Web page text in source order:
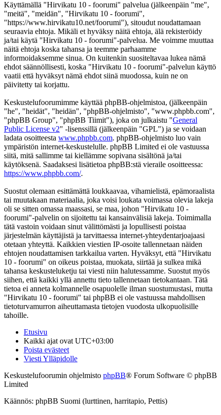
Käyttämällä "Hirvikatu 10 - foorumi" palvelua (jälkeenpäin "me",
"meitä", "meidän", "Hirvikatu 10 - foorumi",
"https://www.hirvikatu10.net/foorumi"), sitoudut noudattamaan
seuraavia ehtoja. Mikäli et hyväksy näitä ehtoja, älä rekisteröidy
ja/tai käytä "Hirvikatu 10 - foorumi"-palvelua. Me voimme muuttaa
näitä ehtoja koska tahansa ja teemme parhaamme
informoidaksemme sinua. On kuitenkin suositeltavaa lukea nämä
ehdot säännöllisesti, koska "Hirvikatu 10 - foorumi"-palvelun käyttö
vaatii että hyväksyt nämä ehdot siinä muodossa, kuin ne on
päivitetty tai korjattu.
Keskustelufoorumimme käyttää phpBB-ohjelmistoa, (jälkeenpäin
"he", "heidät", "heidän", "phpBB-ohjelmisto", "www.phpbb.com",
"phpBB Group", "phpBB Tiimit"), joka on julkaistu "General
Public License v2" -lisenssillä (jälkeenpäin "GPL") ja se voidaan
ladata osoitteesta www.phpbb.com. phpBB-ohjelmisto luo vain
ympäristön internet-keskustelulle. phpBB Limited ei ole vastuussa
siitä, mitä sallimme tai kiellämme sopivana sisältönä ja/tai
käytöksenä. Saadaksesi lisätietoa phpBB:stä vieraile osoitteessa:
https://www.phpbb.com/.
Suostut olemaan esittämättä loukkaavaa, vihamielistä, epämoraalista
tai muutakaan materiaalia, joka voisi loukata voimassa olevia lakeja
oli se sitten omassa maassasi, se maa, johon "Hirvikatu 10 -
foorumi"-palvelin on sijoitettu tai kansainvälisiä lakeja. Toimimalla
tätä vastoin voidaan sinut välittömästi ja lopullisesti poistaa
järjestelmän käyttäjistä ja tarvittaessa internet-yhteydentarjoajaasi
otetaan yhteyttä. Kaikkien viestien IP-osoite tallennetaan näiden
ehtojen noudattamisen tarkkailua varten. Hyväksyt, että "Hirvikatu
10 - foorumi" on oikeus poistaa, muokata, siirtää ja sulkea mikä
tahansa keskusteluketju tai viesti niin halutessamme. Suostut myös
siihen, että kaikki yllä annettu tieto tallennetaan tietokantaan. Tätä
tietoa ei anneta kolmannelle osapuolelle ilman suostumustasi, mutta
"Hirvikatu 10 - foorumi" tai phpBB ei ole vastuussa mahdollisen
tietoturvamurron aiheuttamasta tietojen vuodosta ulkopuolisille
tahoille.
Etusivu
Kaikki ajat ovat UTC+03:00
Poista evästeet
Viesti Ylläpidolle
Keskustelufoorumin ohjelmisto phpBB® Forum Software © phpBB
Limited
Käännös: phpBB Suomi (lurttinen, harritapio, Pettis)